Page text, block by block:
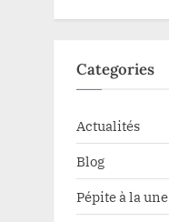
Categories
Actualités
Blog
Pépite à la une